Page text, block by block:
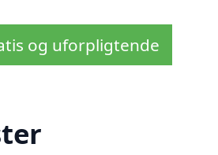
og uforpligtende